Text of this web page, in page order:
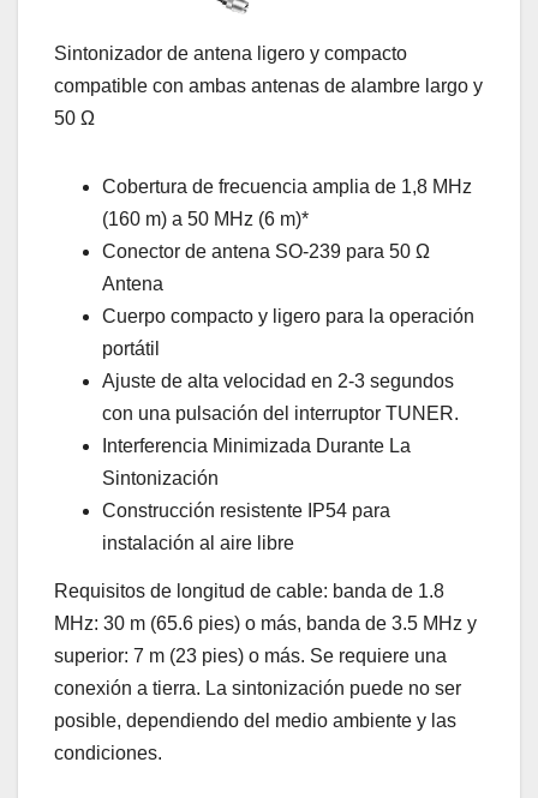
Sintonizador de antena ligero y compacto
compatible con ambas antenas de alambre largo y
50 Ω
Cobertura de frecuencia amplia de 1,8 MHz
(160 m) a 50 MHz (6 m)*
Conector de antena SO-239 para 50 Ω
Antena
Cuerpo compacto y ligero para la operación
portátil
Ajuste de alta velocidad en 2-3 segundos
con una pulsación del interruptor TUNER.
Interferencia Minimizada Durante La
Sintonización
Construcción resistente IP54 para
instalación al aire libre
Requisitos de longitud de cable: banda de 1.8
MHz: 30 m (65.6 pies) o más, banda de 3.5 MHz y
superior: 7 m (23 pies) o más. Se requiere una
conexión a tierra. La sintonización puede no ser
posible, dependiendo del medio ambiente y las
condiciones.